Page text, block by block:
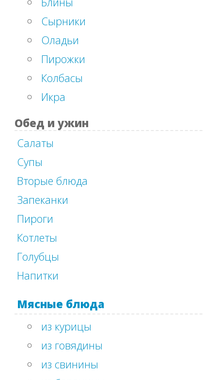
Сырники
Оладьи
Пирожки
Колбасы
Икра
Обед и ужин
Салаты
Супы
Вторые блюда
Запеканки
Пироги
Котлеты
Голубцы
Напитки
Мясные блюда
из курицы
из говядины
из свинины